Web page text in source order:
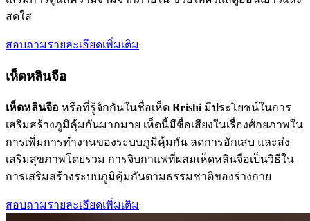
สดใส
สอบถามรายละเอียดเพิ่มเติม
เห็ดหลินจือ
เห็ดหลินจือ หรือที่รู้จักกันในชื่อเห็ด Reishi มีประโยชน์ในการ
เสริมสร้างภูมิคุ้มกันมากมาย เห็ดนี้มีชื่อเสียงในเรื่องศักยภาพใน
การเพิ่มการทำงานของระบบภูมิคุ้มกัน ลดการอักเสบ และส่ง
เสริมสุขภาพโดยรวม การจิบกาแฟที่ผสมเห็ดหลินจือเป็นวิธีใน
การเสริมสร้างระบบภูมิคุ้มกันตามธรรมชาติของร่างกาย
สอบถามรายละเอียดเพิ่มเติม